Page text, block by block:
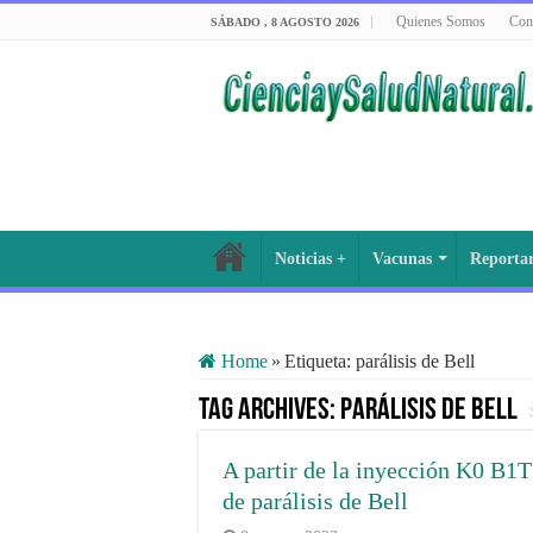
SÁBADO , 8 AGOSTO 2026 Quienes Somos
Noticias + Vacunas
Home » Etiqueta: parálisis de Bell
Tag Archives: parálisis de Bell
A partir de la inyección K0
de parálisis de Bell